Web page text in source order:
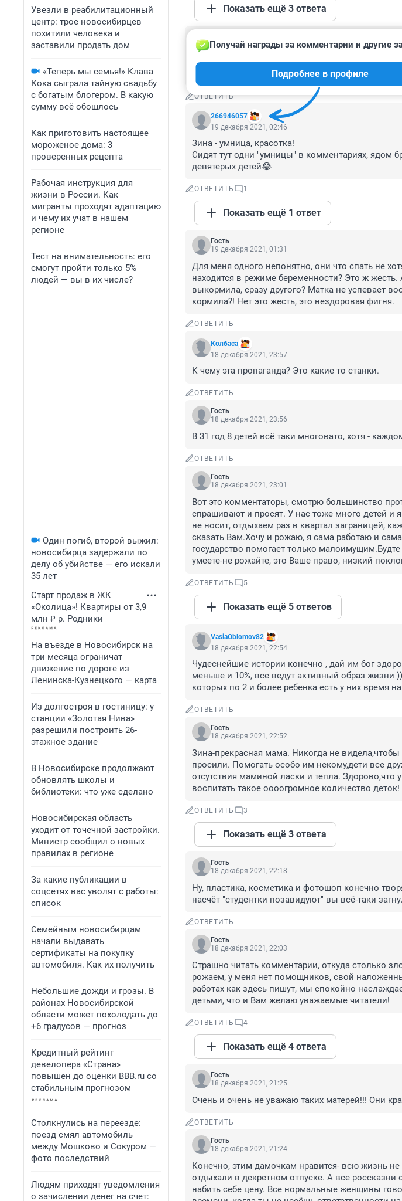
Увезли в реабилитационный
центр: трое новосибирцев
похитили человека и
заставили продать дом
«Теперь мы семья!» Клава
Кока сыграла тайную свадьбу
с богатым блогером. В какую
сумму всё обошлось
Как приготовить настоящее
мороженое дома: 3
проверенных рецепта
Рабочая инструкция для
жизни в России. Как
мигранты проходят адаптацию
и чему их учат в нашем
регионе
Тест на внимательность: его
смогут пройти только 5%
людей — вы в их числе?
Один погиб, второй выжил:
новосибирца задержали по
делу об убийстве — его искали
35 лет
Старт продаж в ЖК
«Околица»! Квартиры от 3,9
млн ₽ р. Родники
На въезде в Новосибирск на
три месяца ограничат
движение по дороге из
Ленинска-Кузнецкого — карта
Из долгостроя в гостиницу: у
станции «Золотая Нива»
разрешили построить 26-
этажное здание
В Новосибирске продолжают
обновлять школы и
библиотеки: что уже сделано
Новосибирская область
уходит от точечной застройки.
Министр сообщил о новых
правилах в регионе
За какие публикации в
соцсетях вас уволят с работы:
список
Семейным новосибирцам
начали выдавать
сертификаты на покупку
автомобиля. Как их получить
Небольшие дожди и грозы. В
районах Новосибирской
области может похолодать до
+6 градусов — прогноз
Кредитный рейтинг
девелопера «Страна»
повышен до оценки BBB.ru со
стабильным прогнозом
Столкнулись на переезде:
поезд смял автомобиль
между Мошково и Сокуром —
фото последствий
Людям приходят уведомления
о зачислении денег на счет:
Показать ещё 3 ответа
19 декабря 2021, 03:23
Ну куда столько рожать ,это же дичь.усмирить
ОТВЕТИТЬ
266946057
Получай награды за комментарии и другие
Подробнее в профиле
19 декабря 2021, 02:46
Зина - умница, красотка!
Сидят тут одни "умницы" в комментариях, ядом
девятерых детей😂
ОТВЕТИТЬ 1
Показать ещё 1 ответ
Гость
19 декабря 2021, 01:31
Для меня одного непонятно, они что спать не
находится в режиме беременности? Это ж
выкормила, сразу другого? Матка не успевает
кормила?! Нет это жесть, это нездоровая фигня.
ОТВЕТИТЬ
Колбаса
18 декабря 2021, 23:57
К чему эта пропаганда? Это какие то станки.
ОТВЕТИТЬ
Гость
18 декабря 2021, 23:56
В 31 год 8 детей всё таки многовато, хотя -
ОТВЕТИТЬ
Гость
18 декабря 2021, 23:01
Вот это комментаторы, смотрю большинство
спрашивают и просят. У нас тоже много детей и
не носит, отдыхаем раз в квартал заграницей,
сказать Вам.Хочу и рожаю, я сама работаю и
государство помогает только
умеете-не рожайте, это Ваше право, низкий
ОТВЕТИТЬ 5
Показать ещё 5 ответов
VasiaOblomov82
18 декабря 2021, 22:54
Чудеснейшие истории конечно , дай им бог
меньше и 10%, все ведут активный образ жизни
которых по 2 и более ребенка есть у них время
ОТВЕТИТЬ
Гость
18 декабря 2021, 22:52
Зина-прекрасная мама. Никогда не
просили. Помогать особо им некому,дети все
отсутствия маминой ласки и тепла. Здорово,что
воспитать такое оооогромное количество деток!
ОТВЕТИТЬ 3
Показать ещё 3 ответа
Гость
18 декабря 2021, 22:18
Ну, пластика, косметика и фотошоп конечно
насчёт "студентки позавидуют" вы всё-таки
ОТВЕТИТЬ
Гость
18 декабря 2021, 22:03
Страшно читать комментарии, откуда столько
рожаем, у меня нет помощников, свой
работах как здесь пишут, мы спокойно
детьми, что и Вам желаю уважаемые читатели!
ОТВЕТИТЬ 4
Показать ещё 4 ответа
Гость
18 декабря 2021, 21:25
Очень и очень не уважаю таких матерей!!! Они
ОТВЕТИТЬ
Гость
18 декабря 2021, 21:24
Конечно, этим дамочкам нравится- всю жизнь не
отдыхали в декретном отпуске. А все россказни
набить себе цену. Все нормальные женщины